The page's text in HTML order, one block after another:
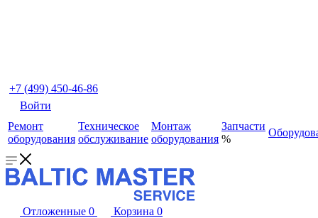
+7 (499) 450-46-86
Войти
Ремонт
оборудования
Техническое
обслуживание
Монтаж
оборудования
Запчасти
%
Отложенные 0 Корзина 0